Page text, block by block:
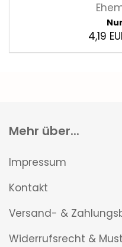
4,19
Mehr über...
Impressum
Kontakt
Versand- &
Widerrufsrecht &